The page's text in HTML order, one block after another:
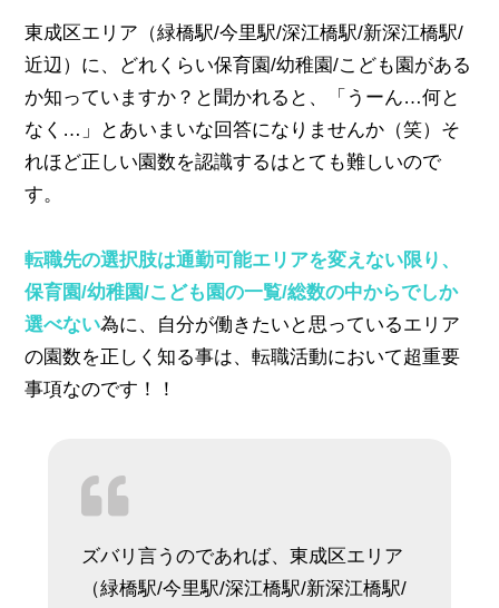
東成区エリア（緑橋駅/今里駅/深江橋駅/新深江橋駅/
近辺）に、どれくらい保育園/幼稚園/こども園がある
か知っていますか？と聞かれると、「うーん…何と
なく…」とあいまいな回答になりませんか（笑）そ
れほど正しい園数を認識するはとても難しいので
す。
転職先の選択肢は通勤可能エリアを変えない限り、
保育園/幼稚園/こども園の一覧/総数の中からでしか
選べない為に、自分が働きたいと思っているエリア
の園数を正しく知る事は、転職活動において超重要
事項なのです！！
ズバリ言うのであれば、東成区エリア
（緑橋駅/今里駅/深江橋駅/新深江橋駅/